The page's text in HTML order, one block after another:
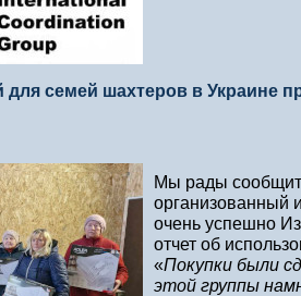
семей шахтеров в Украине
Мы рады
организованный
очень успешно
отчет об
«Покупки были
этой группы